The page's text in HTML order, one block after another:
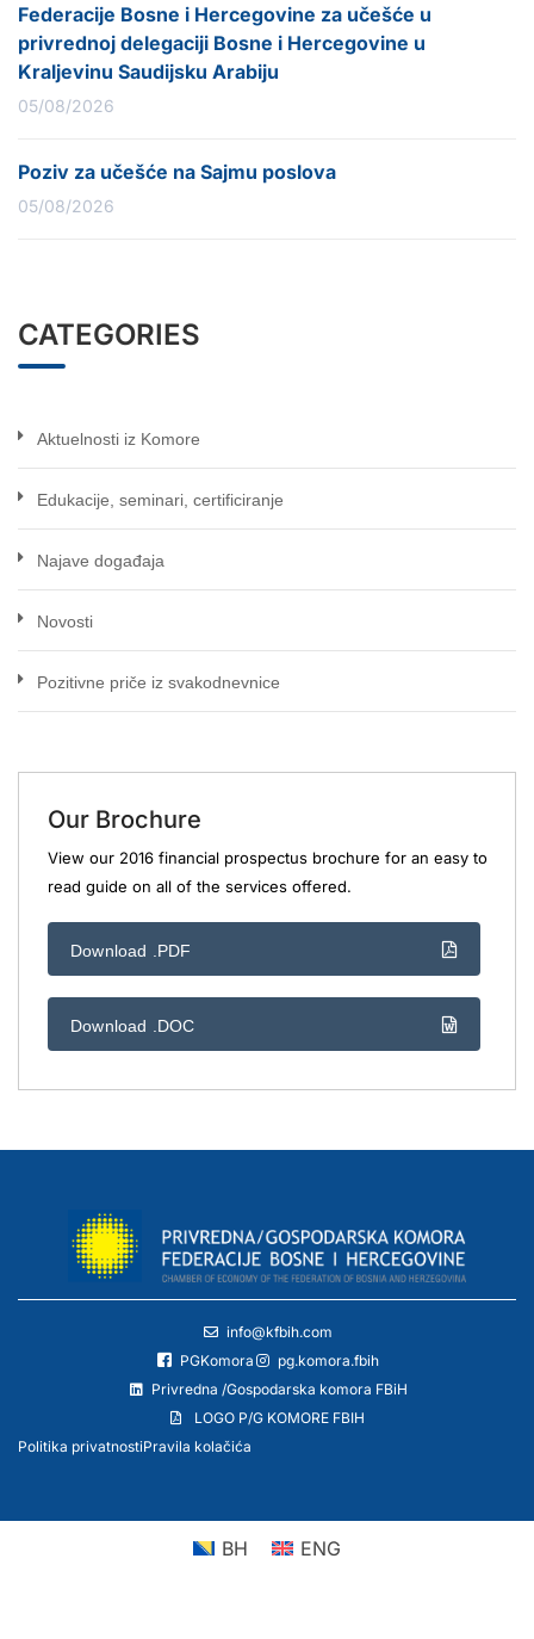
Federacije Bosne i Hercegovine za učešće u
privrednoj delegaciji Bosne i Hercegovine u
Kraljevinu Saudijsku Arabiju
05/08/2026
Poziv za učešće na Sajmu poslova
05/08/2026
CATEGORIES
Aktuelnosti iz Komore
Edukacije, seminari, certificiranje
Najave događaja
Novosti
Pozitivne priče iz svakodnevnice
Our Brochure
View our 2016 financial prospectus brochure for an easy to
read guide on all of the services offered.
Download .PDF
Download .DOC
info@kfbih.com
PGKomora
pg.komora.fbih
Privredna /Gospodarska komora FBiH
LOGO P/G KOMORE FBIH
Politika privatnostiPravila kolačića
BH ENG